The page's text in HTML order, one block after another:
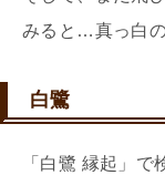
みると…真っ白の
白鷺
「白鷺 縁起」で